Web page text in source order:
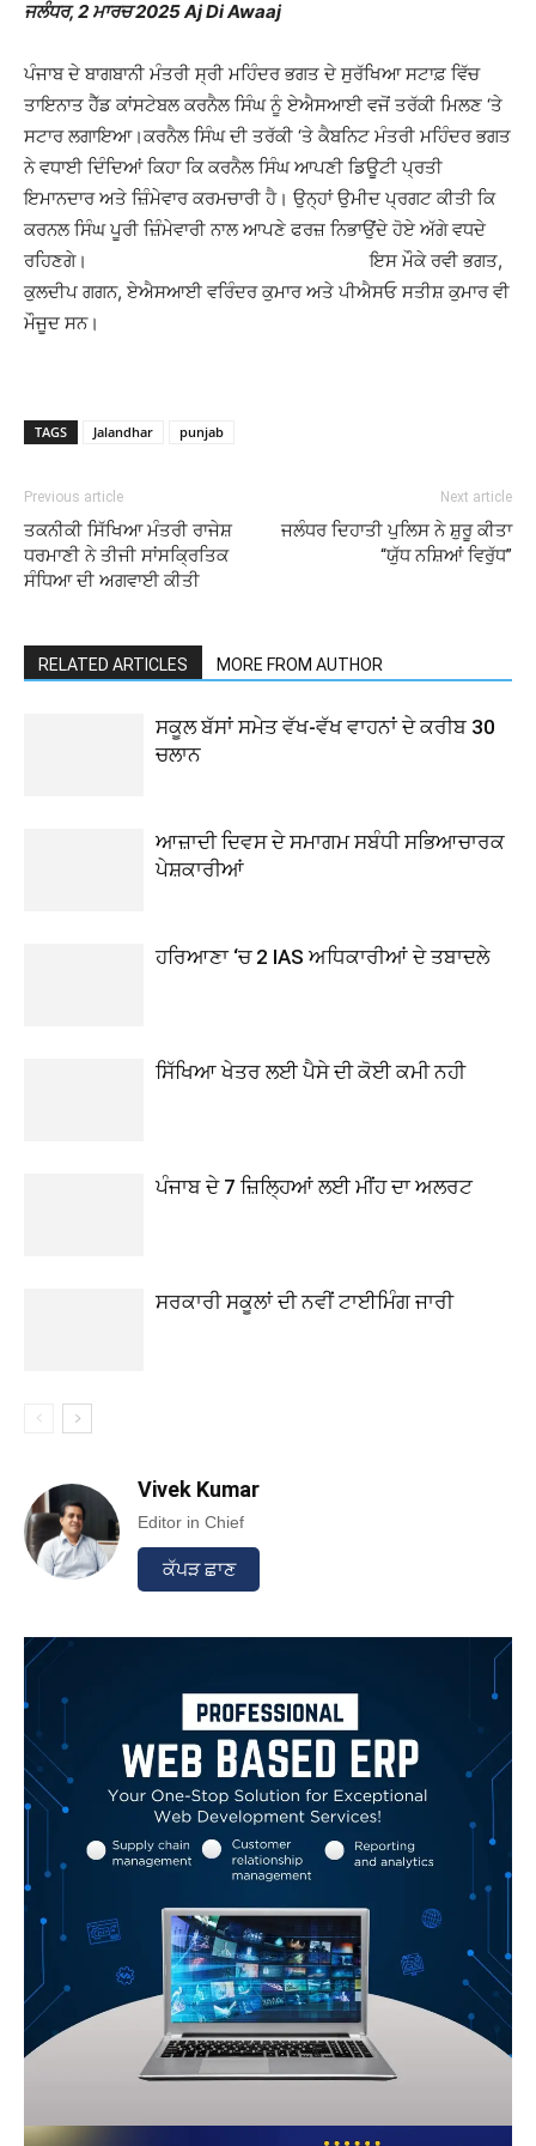
ਜਲੰਧਰ, 2 ਮਾਰਚ 2025 Aj Di Awaaj
ਪੰਜਾਬ ਦੇ ਬਾਗਬਾਨੀ ਮੰਤਰੀ ਸ੍ਰੀ ਮਹਿੰਦਰ ਭਗਤ ਦੇ ਸੁਰੱਖਿਆ ਸਟਾਫ਼ ਵਿੱਚ
ਤਾਇਨਾਤ ਹੈੱਡ ਕਾਂਸਟੇਬਲ ਕਰਨੈਲ ਸਿੰਘ ਨੂੰ ਏਐਸਆਈ ਵਜੋਂ ਤਰੱਕੀ ਮਿਲਣ ‘ਤੇ
ਸਟਾਰ ਲਗਾਇਆ।ਕਰਨੈਲ ਸਿੰਘ ਦੀ ਤਰੱਕੀ ‘ਤੇ ਕੈਬਨਿਟ ਮੰਤਰੀ ਮਹਿੰਦਰ ਭਗਤ
ਨੇ ਵਧਾਈ ਦਿੰਦਿਆਂ ਕਿਹਾ ਕਿ ਕਰਨੈਲ ਸਿੰਘ ਆਪਣੀ ਡਿਊਟੀ ਪ੍ਰਤੀ
ਇਮਾਨਦਾਰ ਅਤੇ ਜ਼ਿੰਮੇਵਾਰ ਕਰਮਚਾਰੀ ਹੈ। ਉਨ੍ਹਾਂ ਉਮੀਦ ਪ੍ਰਗਟ ਕੀਤੀ ਕਿ
ਕਰਨਲ ਸਿੰਘ ਪੂਰੀ ਜ਼ਿੰਮੇਵਾਰੀ ਨਾਲ ਆਪਣੇ ਫਰਜ਼ ਨਿਭਾਉਂਦੇ ਹੋਏ ਅੱਗੇ ਵਧਦੇ
ਰਹਿਣਗੇ। ਇਸ ਮੌਕੇ ਰਵੀ ਭਗਤ,
ਕੁਲਦੀਪ ਗਗਨ, ਏਐਸਆਈ ਵਰਿੰਦਰ ਕੁਮਾਰ ਅਤੇ ਪੀਐਸਓ ਸਤੀਸ਼ ਕੁਮਾਰ ਵੀ
ਮੌਜੂਦ ਸਨ।
TAGS Jalandhar punjab
Previous article
ਤਕਨੀਕੀ ਸਿੱਖਿਆ ਮੰਤਰੀ ਰਾਜੇਸ਼
ਧਰਮਾਣੀ ਨੇ ਤੀਜੀ ਸਾਂਸਕ੍ਰਿਤਿਕ
ਸੰਧਿਆ ਦੀ ਅਗਵਾਈ ਕੀਤੀ
Next article
ਜਲੰਧਰ ਦਿਹਾਤੀ ਪੁਲਿਸ ਨੇ ਸ਼ੁਰੂ ਕੀਤਾ
“ਯੁੱਧ ਨਸ਼ਿਆਂ ਵਿਰੁੱਧ”
RELATED ARTICLES MORE FROM AUTHOR
ਸਕੂਲ ਬੱਸਾਂ ਸਮੇਤ ਵੱਖ-ਵੱਖ ਵਾਹਨਾਂ ਦੇ ਕਰੀਬ 30
ਚਲਾਨ
ਆਜ਼ਾਦੀ ਦਿਵਸ ਦੇ ਸਮਾਗਮ ਸਬੰਧੀ ਸਭਿਆਚਾਰਕ
ਪੇਸ਼ਕਾਰੀਆਂ
ਹਰਿਆਣਾ ‘ਚ 2 IAS ਅਧਿਕਾਰੀਆਂ ਦੇ ਤਬਾਦਲੇ
ਸਿੱਖਿਆ ਖੇਤਰ ਲਈ ਪੈਸੇ ਦੀ ਕੋਈ ਕਮੀ ਨਹੀ
ਪੰਜਾਬ ਦੇ 7 ਜ਼ਿਲ੍ਹਿਆਂ ਲਈ ਮੀਂਹ ਦਾ ਅਲਰਟ
ਸਰਕਾਰੀ ਸਕੂਲਾਂ ਦੀ ਨਵੀਂ ਟਾਈਮਿੰਗ ਜਾਰੀ
Vivek Kumar
Editor in Chief
ਕੱਪੜ ਛਾਣ